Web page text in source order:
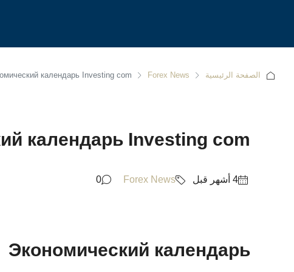
الصفحة الرئيسية Forex News
календарь Investing com
календарь Investing com
Forex News
0
Экономический календарь